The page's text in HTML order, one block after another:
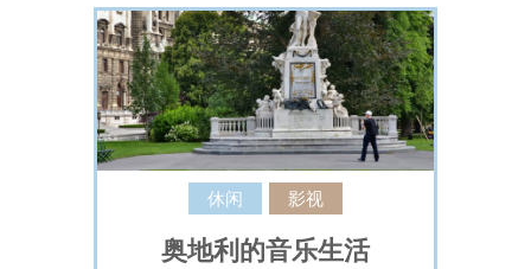
休闲 影视
奥地利的音乐生活